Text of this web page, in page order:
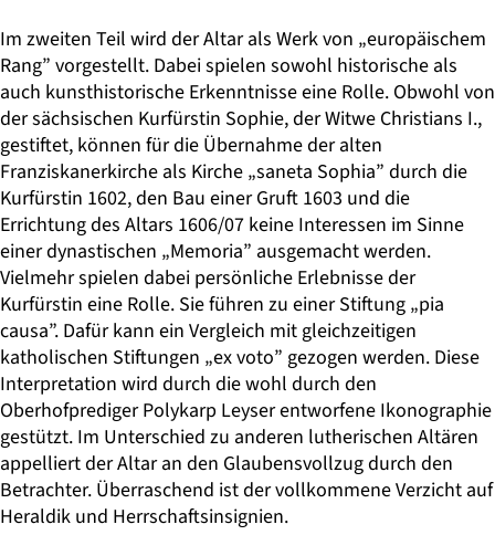
Im zweiten Teil wird der Altar als Werk von „europäischem
Rang” vorgestellt. Dabei spielen sowohl historische als
auch kunsthistorische Erkenntnisse eine Rolle. Obwohl von
der sächsischen Kurfürstin Sophie, der Witwe Christians I.,
gestiftet, können für die Übernahme der alten
Franziskanerkirche als Kirche „saneta Sophia” durch die
Kurfürstin 1602, den Bau einer Gruft 1603 und die
Errichtung des Altars 1606/07 keine Interessen im Sinne
einer dynastischen „Memoria” ausgemacht werden.
Vielmehr spielen dabei persönliche Erlebnisse der
Kurfürstin eine Rolle. Sie führen zu einer Stiftung „pia
causa”. Dafür kann ein Vergleich mit gleichzeitigen
katholischen Stiftungen „ex voto” gezogen werden. Diese
Interpretation wird durch die wohl durch den
Oberhofprediger Polykarp Leyser entworfene Ikonographie
gestützt. Im Unterschied zu anderen lutherischen Altären
appelliert der Altar an den Glaubensvollzug durch den
Betrachter. Überraschend ist der vollkommene Verzicht auf
Heraldik und Herrschaftsinsignien.